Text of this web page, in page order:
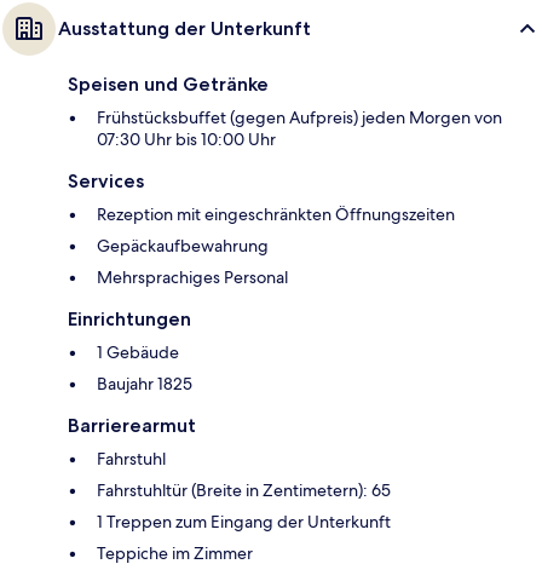
Ausstattung der Unterkunft
Speisen und Getränke
Frühstücksbuffet (gegen Aufpreis) jeden Morgen von
07:30 Uhr bis 10:00 Uhr
Services
Rezeption mit eingeschränkten Öffnungszeiten
Gepäckaufbewahrung
Mehrsprachiges Personal
Einrichtungen
1 Gebäude
Baujahr 1825
Barrierearmut
Fahrstuhl
Fahrstuhltür (Breite in Zentimetern): 65
1 Treppen zum Eingang der Unterkunft
Teppiche im Zimmer